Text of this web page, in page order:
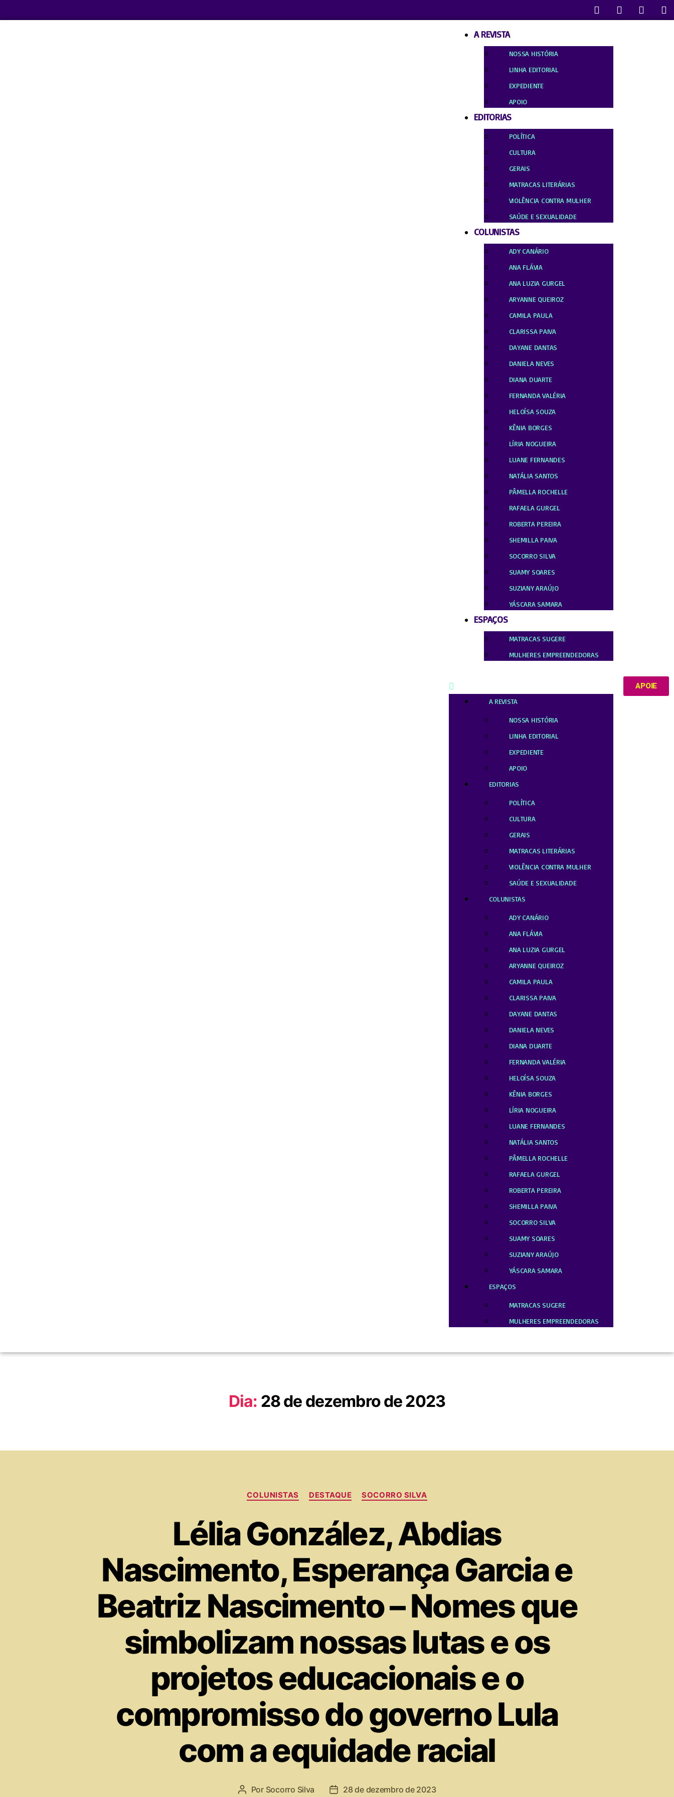
A REVISTA
NOSSA HISTÓRIA
LINHA EDITORIAL
EXPEDIENTE
APOIO
EDITORIAS
POLÍTICA
CULTURA
GERAIS
MATRACAS LITERÁRIAS
VIOLÊNCIA CONTRA MULHER
SAÚDE E SEXUALIDADE
COLUNISTAS
ADY CANÁRIO
ANA FLÁVIA
ANA LUZIA GURGEL
ARYANNE QUEIROZ
CAMILA PAULA
CLARISSA PAIVA
DAYANE DANTAS
DANIELA NEVES
DIANA DUARTE
FERNANDA VALÉRIA
HELOÍSA SOUZA
KÊNIA BORGES
LÍRIA NOGUEIRA
LUANE FERNANDES
NATÁLIA SANTOS
PÂMELLA ROCHELLE
RAFAELA GURGEL
ROBERTA PEREIRA
SHEMILLA PAIVA
SOCORRO SILVA
SUAMY SOARES
SUZIANY ARAÚJO
YÁSCARA SAMARA
ESPAÇOS
MATRACAS SUGERE
MULHERES EMPREENDEDORAS
A REVISTA
NOSSA HISTÓRIA
LINHA EDITORIAL
EXPEDIENTE
APOIO
EDITORIAS
POLÍTICA
CULTURA
GERAIS
MATRACAS LITERÁRIAS
VIOLÊNCIA CONTRA MULHER
SAÚDE E SEXUALIDADE
COLUNISTAS
ADY CANÁRIO
ANA FLÁVIA
ANA LUZIA GURGEL
ARYANNE QUEIROZ
CAMILA PAULA
CLARISSA PAIVA
DAYANE DANTAS
DANIELA NEVES
DIANA DUARTE
FERNANDA VALÉRIA
HELOÍSA SOUZA
KÊNIA BORGES
LÍRIA NOGUEIRA
LUANE FERNANDES
NATÁLIA SANTOS
PÂMELLA ROCHELLE
RAFAELA GURGEL
ROBERTA PEREIRA
SHEMILLA PAIVA
SOCORRO SILVA
SUAMY SOARES
SUZIANY ARAÚJO
YÁSCARA SAMARA
ESPAÇOS
MATRACAS SUGERE
MULHERES EMPREENDEDORAS
APOIE
Dia: 28 de dezembro de 2023
COLUNISTAS DESTAQUE SOCORRO SILVA
Lélia González, Abdias
Nascimento, Esperança Garcia e
Beatriz Nascimento – Nomes que
simbolizam nossas lutas e os
projetos educacionais e o
compromisso do governo Lula
com a equidade racial
Por Socorro Silva 28 de dezembro de 2023